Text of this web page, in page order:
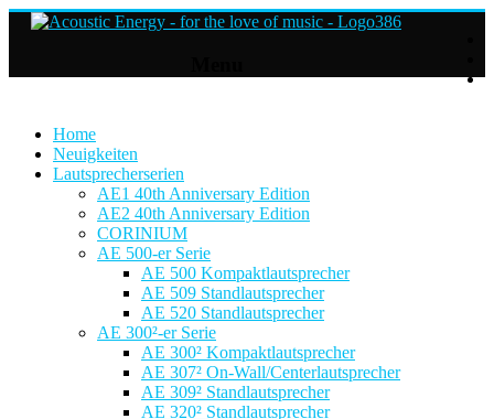
Home
Neuigkeiten
Lautsprecherserien
AE1 40th Anniversary Edition
AE2 40th Anniversary Edition
CORINIUM
AE 500-er Serie
AE 500 Kompaktlautsprecher
AE 509 Standlautsprecher
AE 520 Standlautsprecher
AE 300²-er Serie
AE 300² Kompaktlautsprecher
AE 307² On-Wall/Centerlautsprecher
AE 309² Standlautsprecher
AE 320² Standlautsprecher
Lautsprecher